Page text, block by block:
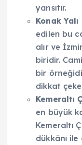
yansıtır.
Konak Yalı
edilen bu
alır ve
biridir.
bir
dikkat
Kemeraltı
en büyük
Kemeraltı
dükkânı